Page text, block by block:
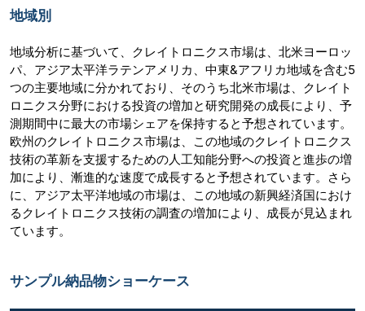
地域別
地域分析に基づいて、クレイトロニクス市場は、北米ヨーロッ
パ、アジア太平洋ラテンアメリカ、中東&アフリカ地域を含む5
つの主要地域に分かれており、そのうち北米市場は、クレイト
ロニクス分野における投資の増加と研究開発の成長により、予
測期間中に最大の市場シェアを保持すると予想されています。
欧州のクレイトロニクス市場は、この地域のクレイトロニクス
技術の革新を支援するための人工知能分野への投資と進歩の増
加により、漸進的な速度で成長すると予想されています。さら
に、アジア太平洋地域の市場は、この地域の新興経済国におけ
るクレイトロニクス技術の調査の増加により、成長が見込まれ
ています。
サンプル納品物ショーケース